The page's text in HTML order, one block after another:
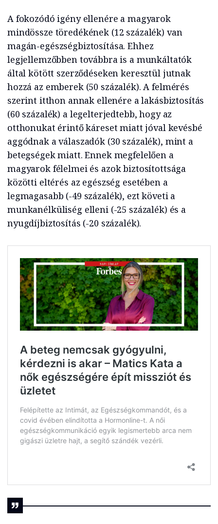
A fokozódó igény ellenére a magyarok
mindössze töredékének (12 százalék) van
magán-egészségbiztosítása. Ehhez
legjellemzőbben továbbra is a munkáltatók
által kötött szerződéseken keresztül jutnak
hozzá az emberek (50 százalék). A felmérés
szerint itthon annak ellenére a lakásbiztosítás
(60 százalék) a legelterjedtebb, hogy az
otthonukat érintő káreset miatt jóval kevésbé
aggódnak a válaszadók (30 százalék), mint a
betegségek miatt. Ennek megfelelően a
magyarok félelmei és azok biztosítottsága
közötti eltérés az egészség esetében a
legmagasabb (-49 százalék), ezt követi a
munkanélküliség elleni (-25 százalék) és a
nyugdíjbiztosítás (-20 százalék).